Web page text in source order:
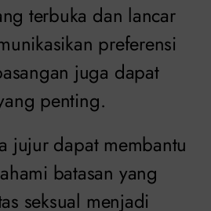
terbuka dan lancar
preferensi
juga dapat
penting.
jujur dapat membantu
batasan yang
seksual menjadi